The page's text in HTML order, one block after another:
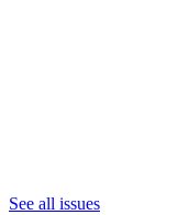
See all issues